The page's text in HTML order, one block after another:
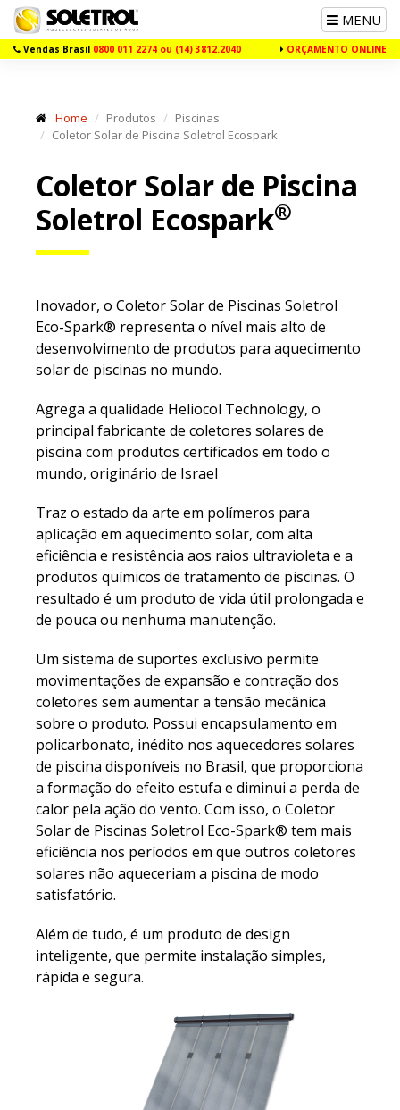
Toggle
navigation
MENU
Vendas Brasil 0800 011 2274 ou (14) 3812.2040 ORÇAMENTO ONLINE
Home Produtos
Piscinas
Coletor Solar de Piscina Soletrol Ecospark
Coletor Solar de Piscina
Soletrol Ecospark®
Inovador, o Coletor Solar de Piscinas Soletrol
Eco-Spark® representa o nível mais alto de
desenvolvimento de produtos para aquecimento
solar de piscinas no mundo.
Agrega a qualidade Heliocol Technology, o
principal fabricante de coletores solares de
piscina com produtos certificados em todo o
mundo, originário de Israel
Traz o estado da arte em polímeros para
aplicação em aquecimento solar, com alta
eficiência e resistência aos raios ultravioleta e a
produtos químicos de tratamento de piscinas. O
resultado é um produto de vida útil prolongada e
de pouca ou nenhuma manutenção.
Um sistema de suportes exclusivo permite
movimentações de expansão e contração dos
coletores sem aumentar a tensão mecânica
sobre o produto. Possui encapsulamento em
policarbonato, inédito nos aquecedores solares
de piscina disponíveis no Brasil, que proporciona
a formação do efeito estufa e diminui a perda de
calor pela ação do vento. Com isso, o Coletor
Solar de Piscinas Soletrol Eco-Spark® tem mais
eficiência nos períodos em que outros coletores
solares não aqueceriam a piscina de modo
satisfatório.
Além de tudo, é um produto de design
inteligente, que permite instalação simples,
rápida e segura.